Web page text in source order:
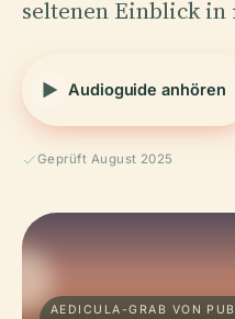
seltenen Einblick
Audioguide anhören
Geprüft August 2025
AEDICULA-GRAB VON